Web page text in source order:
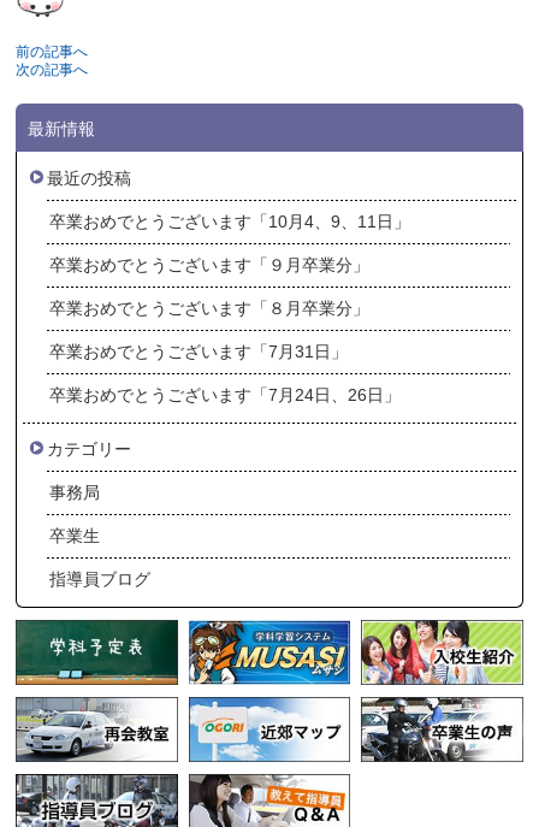
前の記事へ
次の記事へ
最新情報
最近の投稿
卒業おめでとうございます「10月4、9、11日」
卒業おめでとうございます「９月卒業分」
卒業おめでとうございます「８月卒業分」
卒業おめでとうございます「7月31日」
卒業おめでとうございます「7月24日、26日」
カテゴリー
事務局
卒業生
指導員ブログ